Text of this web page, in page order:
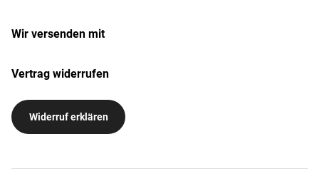
Wir versenden mit
Vertrag widerrufen
Widerruf erklären